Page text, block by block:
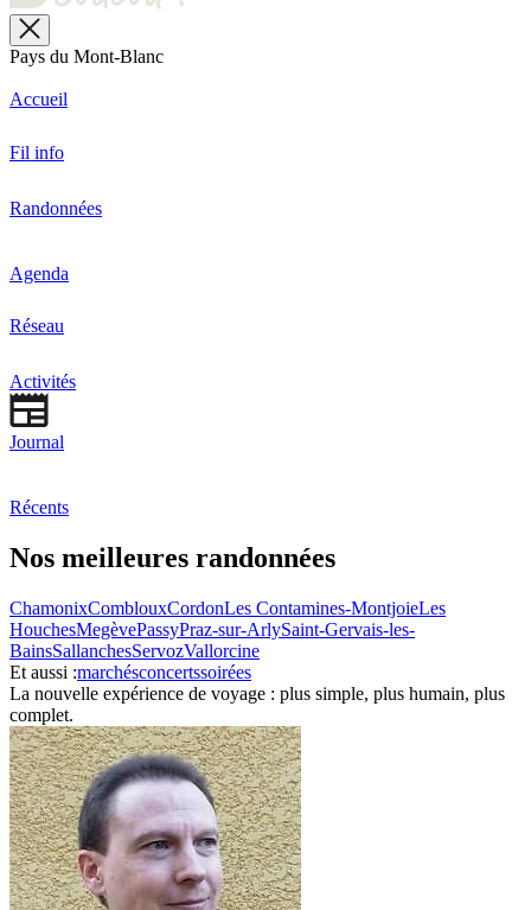
Pays du Mont-Blanc
Accueil
Fil info
Randonnées
Agenda
Réseau
Activités
Journal
Récents
Nos meilleures randonnées
ChamonixComblouxCordonLes Contamines-MontjoieLes
HouchesMegèvePassyPraz-sur-ArlySaint-Gervais-les-
BainsSallanchesServozVallorcine
Et aussi :marchésconcertssoirées
La nouvelle expérience de voyage : plus simple, plus humain, plus
complet.